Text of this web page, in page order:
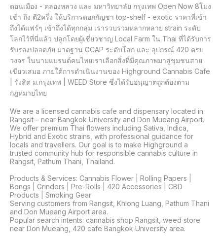
ดอนเมือง - คลองหลวง และ มหาวิทยาลัย กรุงเทพ Open Now 8โมง
เช้า ถึง ตี2ครึ่ง ให้บริการดอกกัญชา top-shelf - exotic ราคาที่เข้า
ถึงได้แฟร์ๆ เข้าถึงได้ทุกกลุ่ม เรารวบรวมหลากหลาย strain ระดับ
โลกไว้ที่นี่แล้ว ปลูกโดยผู้เชี่ยวชาญ Local Farm ใน Thai ที่ได้รับการ
รับรองปลอดภัย มาตฐาน GCAP ระดับโลก และ อุปกรณ์ 420 ครบ
วงจร ในนามแบรนด์คนไทยเราเลือกสิ่งที่มีคุณภาพมาสู่ชุมชนสาย
เขียวเสมอ ภายใต้การดำเนินงานของ Highground Cannabis Cafe
| รังสิต ม.กรุงเทพ | WEED Store ซึ่งได้รับอนุญาตถูกต้องตาม
กฎหมายไทย
We are a licensed cannabis cafe and dispensary located in
Rangsit – near Bangkok University and Don Mueang Airport.
We offer premium Thai flowers including Sativa, Indica,
Hybrid and Exotic strains, with professional guidance for
locals and travellers. Our goal is to make Highground a
trusted community hub for responsible cannabis culture in
Rangsit, Pathum Thani, Thailand.
Products & Services: Cannabis Flower | Rolling Papers |
Bongs | Grinders | Pre-Rolls | 420 Accessories | CBD
Products | Smoking Gear
Serving customers from Rangsit, Khlong Luang, Pathum Thani
and Don Mueang Airport area.
Popular search intents: cannabis shop Rangsit, weed store
near Don Mueang, 420 cafe Bangkok University area.